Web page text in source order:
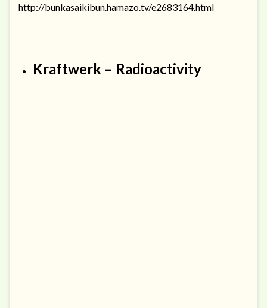
http://bunkasaikibun.hamazo.tv/e2683164.html
Kraftwerk – Radioactivity